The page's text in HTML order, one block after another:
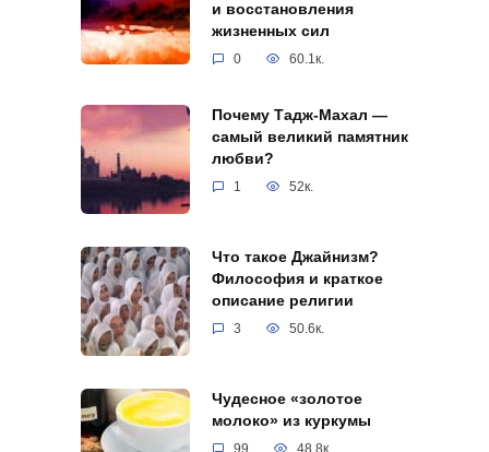
и восстановления
жизненных сил
0 60.1к.
Почему Тадж-Махал —
самый великий памятник
любви?
1 52к.
Что такое Джайнизм?
Философия и краткое
описание религии
3 50.6к.
Чудесное «золотое
молоко» из куркумы
99 48.8к.